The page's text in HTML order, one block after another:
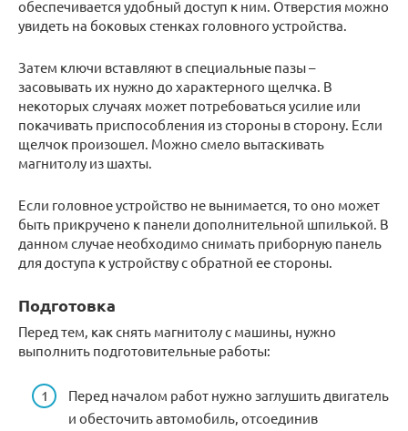
обеспечивается удобный доступ к ним. Отверстия можно
увидеть на боковых стенках головного устройства.
Затем ключи вставляют в специальные пазы –
засовывать их нужно до характерного щелчка. В
некоторых случаях может потребоваться усилие или
покачивать приспособления из стороны в сторону. Если
щелчок произошел. Можно смело вытаскивать
магнитолу из шахты.
Если головное устройство не вынимается, то оно может
быть прикручено к панели дополнительной шпилькой. В
данном случае необходимо снимать приборную панель
для доступа к устройству с обратной ее стороны.
Подготовка
Перед тем, как снять магнитолу с машины, нужно
выполнить подготовительные работы:
Перед началом работ нужно заглушить двигатель
и обесточить автомобиль, отсоединив